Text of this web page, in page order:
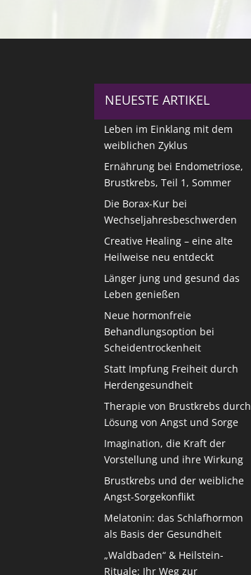
NEUESTE ARTIKEL
Leben im Einklang mit dem
weiblichen Zyklus
Ernährung bei Endometriose,
Brustkrebs, Teil 1, Sommer
Die Borax-Kur bei
Wechseljahresbeschwerden
Creative Healing – eine alte
Heilweise neu entdeckt
Länger jung und gesund das
Leben genießen
Neue hormonfreie
Behandlungsoption bei
Scheidentrockenheit
Statt Impfung Freiheit durch
Herdengesundheit
Therapie von Brustkrebs durch
Lösung von Angst und Sorge
Imagination, die Kraft der
Vorstellung und ihre Wirkung
Brustkrebs und der weibliche
Angst-Sorgekonflikt
Melatonin: das Schlafhormon
als Basis der Gesundheit
„Waldbaden“ & Heilstein-
Rituale: Ihr Weg zur